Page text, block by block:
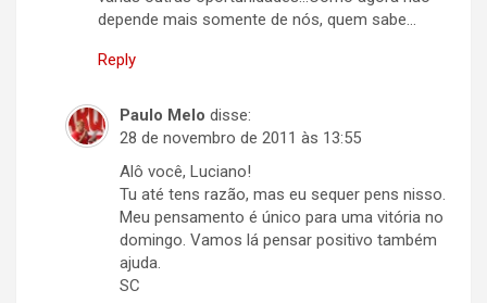
depende mais somente de nós, quem sabe…
Reply
Paulo Melo disse:
28 de novembro de 2011 às 13:55
Alô você, Luciano!
Tu até tens razão, mas eu sequer pens nisso.
Meu pensamento é único para uma vitória no
domingo. Vamos lá pensar positivo também
ajuda.
SC